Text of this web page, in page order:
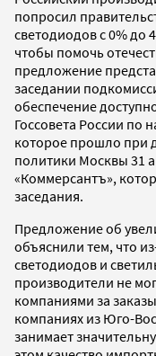
попросил
светодиодов с 0% до
чтобы помочь
предложение
заседании
обеспечение
Госсовета России
которое прошло при
политики Москвы 31
«Коммерсантъ»,
заседания.
Предложение об
объяснили тем, что
светодиодов и
производители не
компаниями за
компаниях из Юго-
занимает